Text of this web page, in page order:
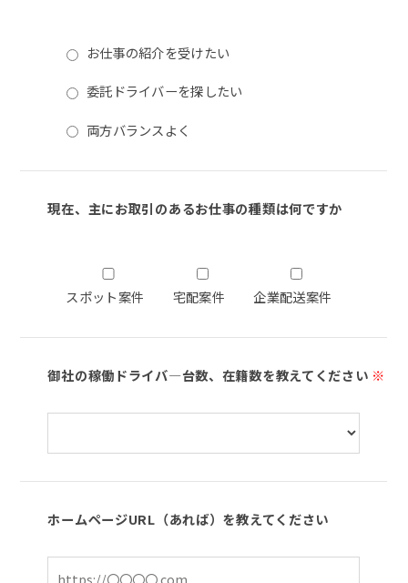
お仕事の紹介を受けたい
委託ドライバーを探したい
両方バランスよく
現在、主にお取引のあるお仕事の種類は何ですか
スポット案件 宅配案件 企業配送案件
御社の稼働ドライバ―台数、在籍数を教えてください ※
ホームページURL（あれば）を教えてください